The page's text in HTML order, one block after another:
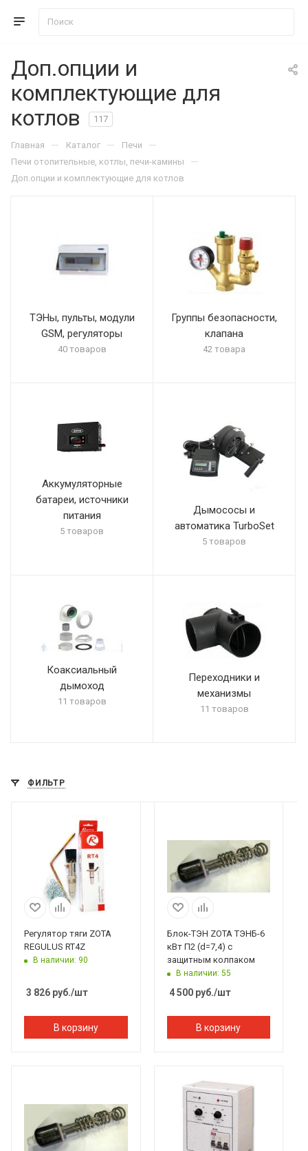
Доп.опции и
комплектующие для
котлов
117
Главная — Каталог — Печи —
Печи отопительные, котлы, печи-камины —
Доп.опции и комплектующие для котлов
ТЭНы, пульты, модули
GSM, регуляторы
40 товаров
Группы безопасности,
клапана
42 товара
Аккумуляторные
батареи, источники
питания
5 товаров
Дымососы и
автоматика TurboSet
5 товаров
Коаксиальный
дымоход
11 товаров
Переходники и
механизмы
11 товаров
ФИЛЬТР
Регулятор тяги ZOTA
REGULUS RT4Z
В наличии: 90
3 826 руб./шт
В корзину
Блок-ТЭН ZOTA ТЭНБ-6
кВт П2 (d=7,4) с
защитным колпаком
В наличии: 55
4 500руб./шт
В корзину